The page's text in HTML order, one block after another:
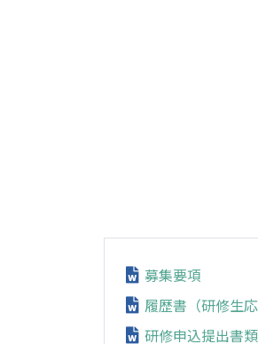
募集要項
履歴書（研修生応
研修申込提出書類